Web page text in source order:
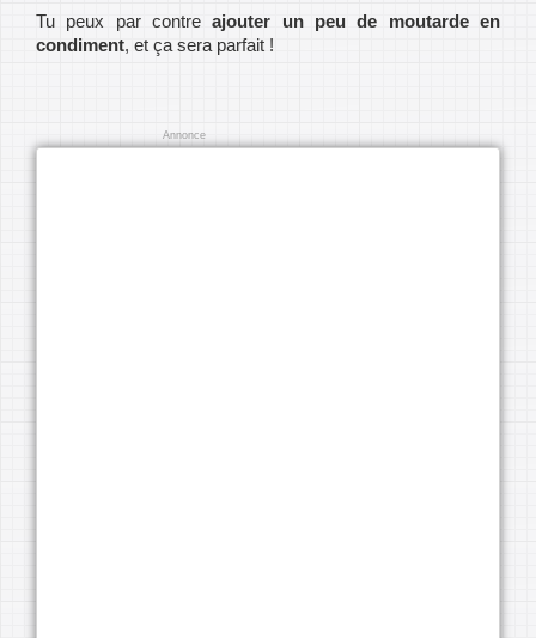
Tu peux par contreajouter un peu de moutarde en
condiment, et ça sera parfait !